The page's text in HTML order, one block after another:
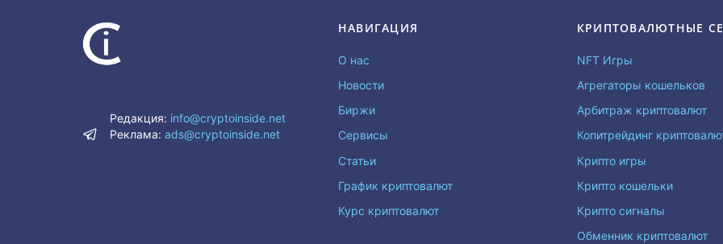
Редакция: info@cryptoinside.net
Реклама: ads@cryptoinside.net
НАВИГАЦИЯ
О нас
Новости
Биржи
Сервисы
Статьи
График криптовалют
Курс криптовалют
КРИПТОВАЛЮТНЫЕ
NFT Игры
Агрегаторы кошельков
Арбитраж криптовалют
Копитрейдинг
Крипто игры
Крипто кошельки
Крипто сигналы
Обменник криптовалют